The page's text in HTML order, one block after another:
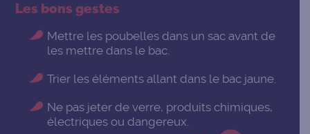
Les bons gestes
Mettre les poubelles dans un sac avant de
les mettre dans le bac.
Trier les éléments allant dans le bac jaune.
Ne pas jeter de verre, produits chimiques,
électriques ou dangereux.